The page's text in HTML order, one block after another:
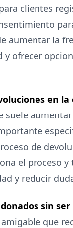
clientes
aumentar la
ofrecer
en la
suele
de
el proceso
y reducir
sin
que